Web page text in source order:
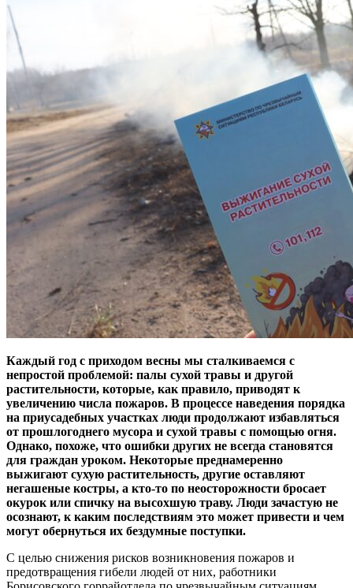
Каждый год с приходом весны мы сталкиваемся с
непростой проблемой: палы сухой травы и другой
растительности, которые, как правило, приводят к
увеличению числа пожаров. В процессе наведения порядка
на приусадебных участках люди продолжают избавляться
от прошлогоднего мусора и сухой травы с помощью огня.
Однако, похоже, что ошибки других не всегда становятся
для граждан уроком. Некоторые преднамеренно
выжигают сухую растительность, другие оставляют
негашеные костры, а кто-то по неосторожности бросает
окурок или спичку на высохшую траву. Люди зачастую не
осознают, к каким последствиям это может привести и чем
могут обернуться их бездумные поступки.
С целью снижения рисков возникновения пожаров и
предотвращения гибели людей от них, работники